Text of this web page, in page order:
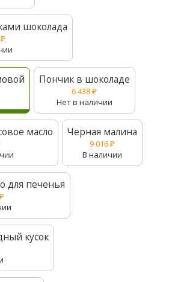
шоколада
₽
Пончик в шоколаде
6 438₽
Нет в наличии
масло Черная малина
9 016₽
В наличии
для печенья
₽
кусок